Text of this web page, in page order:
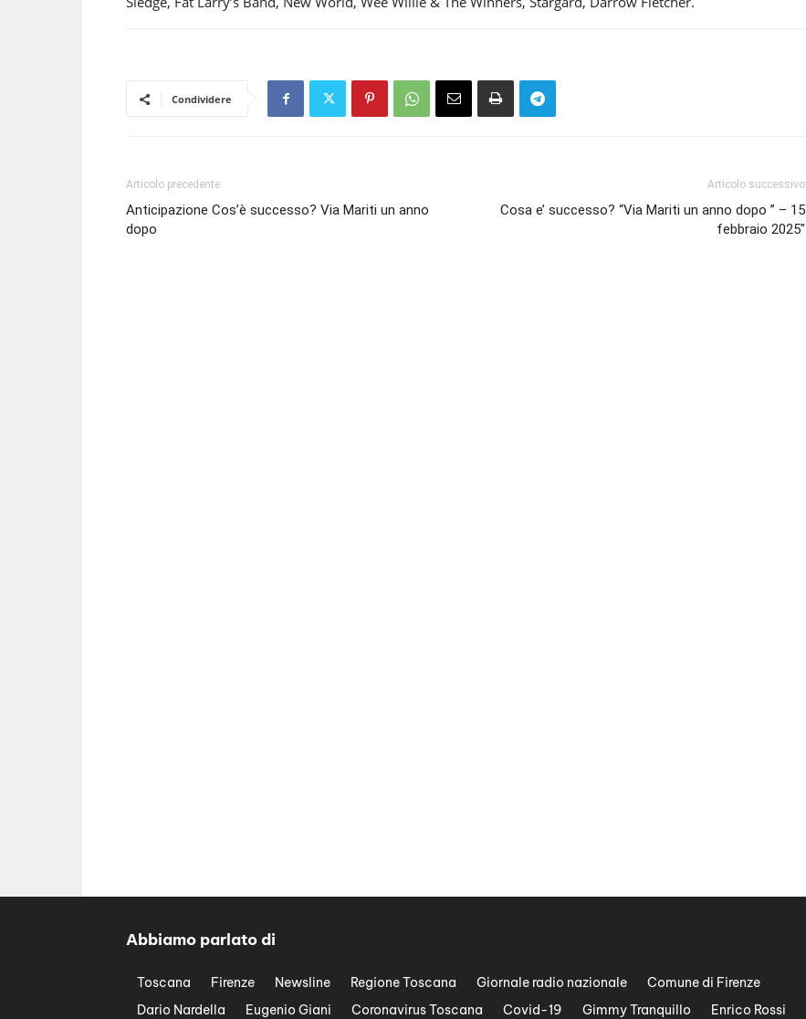
Condividere
Articolo precedente
Anticipazione Cos’è successo? Via Mariti un anno
dopo
Articolo successivo
Cosa e’ successo? “Via Mariti un anno dopo ” – 15
febbraio 2025″
Abbiamo parlato di
Toscana Firenze Newsline Regione Toscana Giornale radio nazionale
Comune di Firenze
Dario Nardella
Eugenio Giani Coronavirus Toscana Covid-19 Gimmy Tranquillo
Enrico Rossi